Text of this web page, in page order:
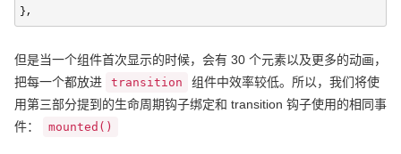
},
但是当一个组件首次显示的时候，会有 30 个元素以及更多的动画，
把每一个都放进
transition
组件中效率较低。所以，我们将使
用第三部分提到的生命周期钩子绑定和 transition 钩子使用的相同事
件：
mounted()